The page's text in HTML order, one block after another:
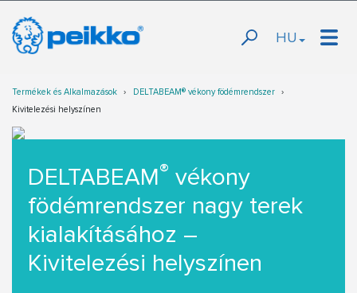
HU
Termékek és Alkalmazások
DELTABEAM® vékony födémrendszer
Kivitelezési helyszínen
DELTABEAM® vékony
födémrendszer nagy terek
kialakításához –
Kivitelezési helyszínen